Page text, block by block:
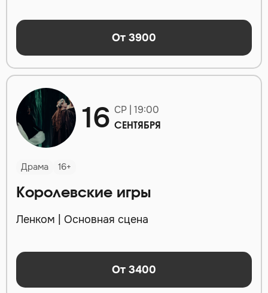
От 3900
16 СР | 19:00
СЕНТЯБРЯ
Драма 16+
Королевские игры
Ленком | Основная сцена
От 3400